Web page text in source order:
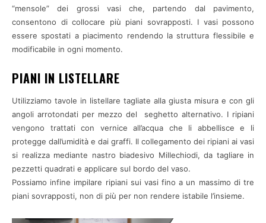
“mensole” dei grossi vasi che, partendo dal pavimento,
consentono di collocare più piani sovrapposti. I vasi possono
essere spostati a piacimento rendendo la struttura flessibile e
modificabile in ogni momento.
PIANI IN LISTELLARE
Utilizziamo tavole in listellare tagliate alla giusta misura e con gli
angoli arrotondati per mezzo del seghetto alternativo. I ripiani
vengono trattati con vernice all’acqua che li abbellisce e li
protegge dall’umidità e dai graffi. Il collegamento dei ripiani ai vasi
si realizza mediante nastro biadesivo Millechiodi, da tagliare in
pezzetti quadrati e applicare sul bordo del vaso.
Possiamo infine impilare ripiani sui vasi fino a un massimo di tre
piani sovrapposti, non di più per non rendere istabile l’insieme.